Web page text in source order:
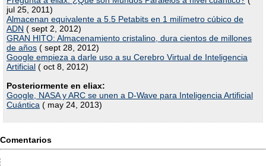
jul 25, 2011)
Almacenan equivalente a 5.5 Petabits en 1 milímetro cúbico de
ADN ( sept 2, 2012)
GRAN HITO: Almacenamiento cristalino, dura cientos de millones
de años ( sept 28, 2012)
Google empieza a darle uso a su Cerebro Virtual de Inteligencia
Artificial ( oct 8, 2012)
Posteriormente en eliax:
Google, NASA y ARC se unen a D-Wave para Inteligencia Artificial
Cuántica ( may 24, 2013)
Comentarios